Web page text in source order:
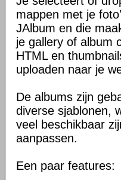
mappen met je
JAlbum en die
je gallery of album
HTML en
uploaden naar je
De albums zijn
diverse sjablonen,
veel beschikbaar
aanpassen.
Een paar features: